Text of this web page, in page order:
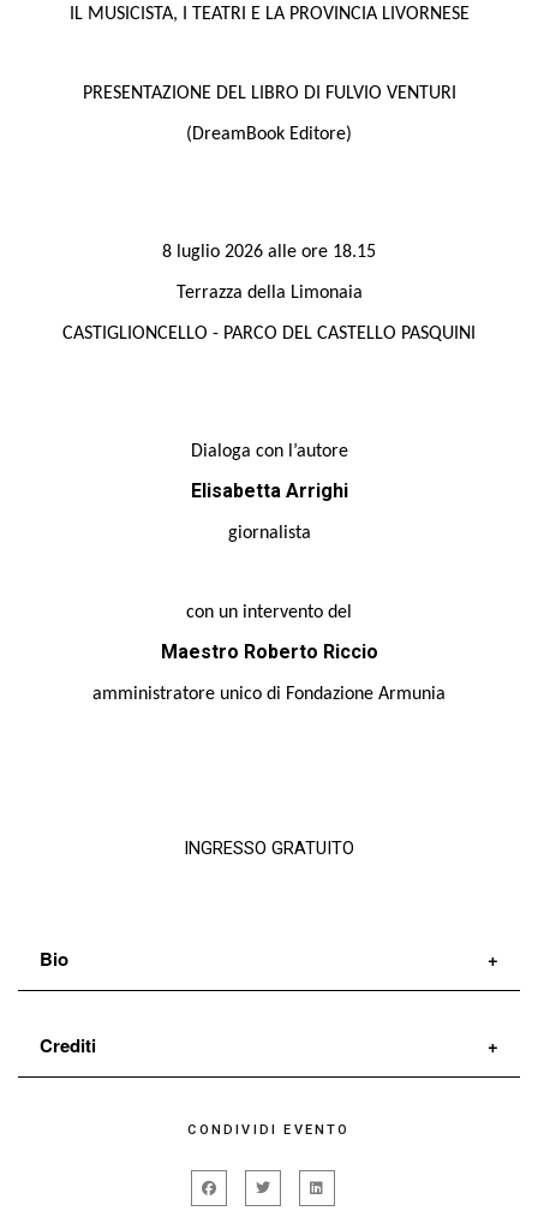
IL MUSICISTA, I TEATRI E LA PROVINCIA LIVORNESE
PRESENTAZIONE DEL LIBRO DI FULVIO VENTURI
(DreamBook Editore)
8 luglio 2026 alle ore 18.15
Terrazza della Limonaia
CASTIGLIONCELLO - PARCO DEL CASTELLO PASQUINI
Dialoga con l’autore
Elisabetta Arrighi
giornalista
con un intervento del
Maestro Roberto Riccio
amministratore unico di Fondazione Armunia
INGRESSO GRATUITO
Bio
Crediti
CONDIVIDI EVENTO